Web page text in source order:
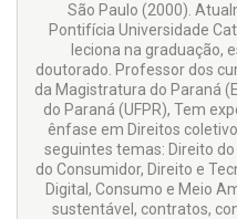
São Paulo (2000).
Pontifícia Universidade
leciona na graduação,
doutorado. Professor dos
da Magistratura do Paraná
do Paraná (UFPR), Tem
ênfase em Direitos
seguintes temas: Direito
do Consumidor, Direito e
Digital, Consumo e Meio
sustentável, contratos,